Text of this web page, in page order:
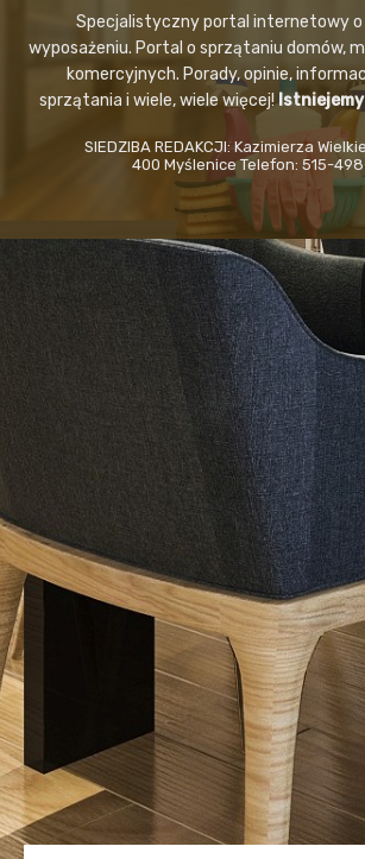
Specjalistyczny portal internetowy
wyposażeniu. Portal o sprzątaniu domów,
komercyjnych. Porady, opinie,
sprzątania i wiele, wiele więcej!
SIEDZIBA REDAKCJI: Kazimierza
400 Myślenice Telefon: 515-